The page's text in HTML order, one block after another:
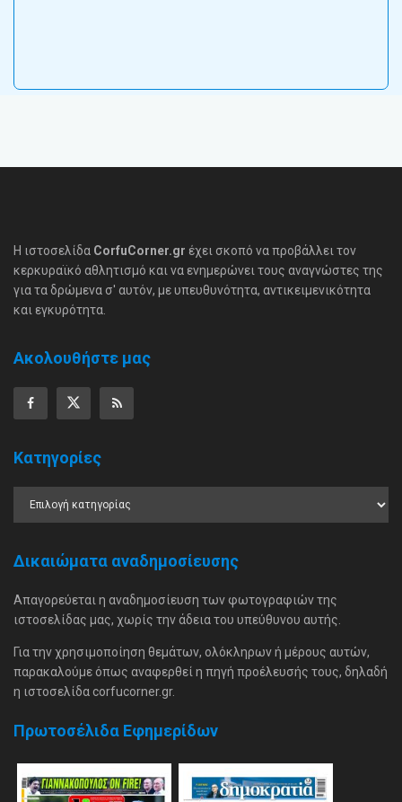
Η ιστοσελίδα CorfuCorner.gr έχει σκοπό να προβάλλει τον
κερκυραϊκό αθλητισμό και να ενημερώνει τους αναγνώστες της
για τα δρώμενα σ' αυτόν, με υπευθυνότητα, αντικειμενικότητα
και εγκυρότητα.
Ακολουθήστε μας
Κατηγορίες
Δικαιώματα αναδημοσίευσης
Απαγορεύεται η αναδημοσίευση των φωτογραφιών της
ιστοσελίδας μας, χωρίς την άδεια του υπεύθυνου αυτής.
Για την χρησιμοποίηση θεμάτων, ολόκληρων ή μέρους αυτών,
παρακαλούμε όπως αναφερθεί η πηγή προέλευσής τους, δηλαδή
η ιστοσελίδα corfucorner.gr.
Πρωτοσέλιδα Εφημερίδων